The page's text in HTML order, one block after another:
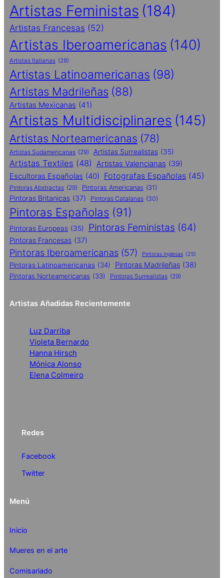
Artistas Feministas (184)
Artistas Francesas (52)
Artistas Iberoamericanas (140)
Artistas Italianas (28)
Artistas Latinoamericanas (98)
Artistas Madrileñas (88)
Artistas Mexicanas (41)
Artistas Multidisciplinares (145)
Artistas Norteamericanas (78)
Artistas Sudamericanas (29) Artistas Surrealistas (35)
Artistas Textiles (48) Artistas Valencianas (39)
Escultoras Españolas (40) Fotografas Españolas (45)
Pintoras Abstractas (29) Pintoras Americanas (31)
Pintoras Britanicas (37) Pintoras Catalanas (30)
Pintoras Españolas (91)
Pintoras Europeas (35) Pintoras Feministas (64)
Pintoras Francesas (37)
Pintoras Iberoamericanas (57) Pintoras Inglesas (25)
Pintoras Latinoamericanas (34) Pintoras Madrileñas (38)
Pintoras Norteamericanas (33) Pintoras Surrealistas (29)
Artistas Añadidas Recientemente
Luz Darriba
Violeta Bernardo
Hanna Hirsch
Mónica Alonso
Elena Colmeiro
Redes
Facebook
Twitter
Menú
Inicio
Mueres en el arte
Comisariado